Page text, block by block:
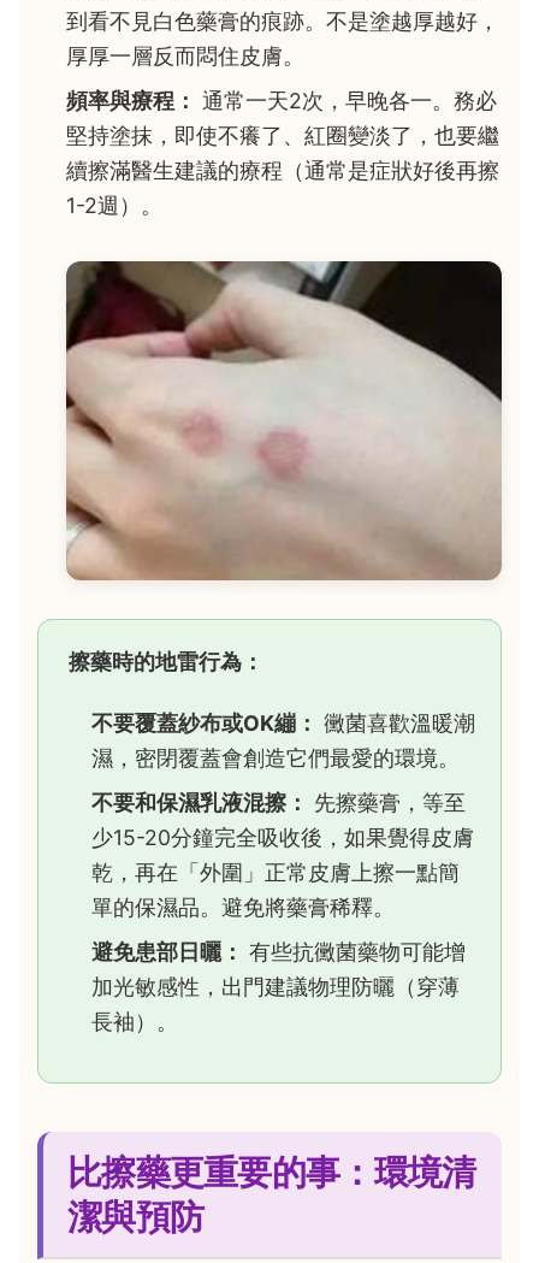
到看不見白色藥膏的痕跡。不是塗越厚越好，
厚厚一層反而悶住皮膚。
頻率與療程： 通常一天2次，早晚各一。務必
堅持塗抹，即使不癢了、紅圈變淡了，也要繼
續擦滿醫生建議的療程（通常是症狀好後再擦
1-2週）。
擦藥時的地雷行為：
不要覆蓋紗布或OK繃： 黴菌喜歡溫暖潮
濕，密閉覆蓋會創造它們最愛的環境。
不要和保濕乳液混擦：
先擦藥膏，等至
少15-20分鐘完全吸收後，如果覺得皮膚
乾，再在「外圍」正常皮膚上擦一點簡
單的保濕品。避免將藥膏稀釋。
避免患部日曬： 有些抗黴菌藥物可能增
加光敏感性，出門建議物理防曬（穿薄
長袖）。
比擦藥更重要的事：環境清
潔與預防